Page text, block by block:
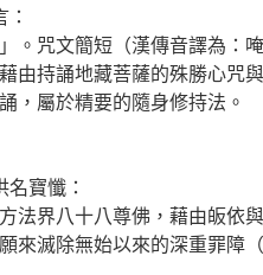
。咒文簡短（漢傳音譯為：
由持誦地藏菩薩的殊勝心咒
，屬於精要的隨身修持法。
名寶懺：
法界八十八尊佛，藉由皈依
來滅除無始以來的深重罪障